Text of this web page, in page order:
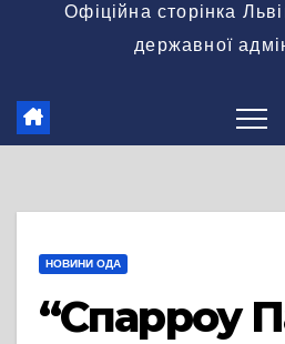
Офіційна сторінка
державної
НОВИНИ ОДА
“Спарроу